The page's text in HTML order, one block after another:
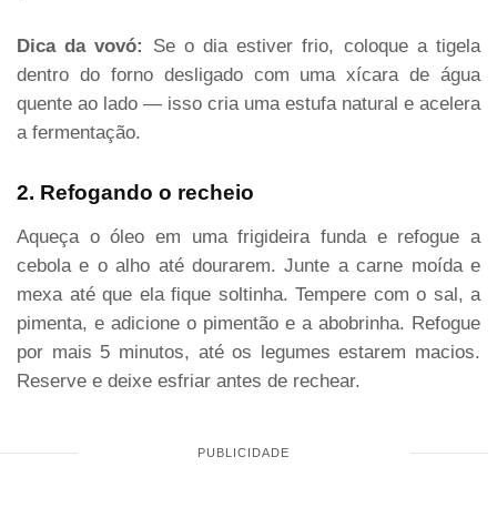
Dica da vovó:
Se o dia estiver frio, coloque a tigela
dentro do forno desligado com uma xícara de água
quente ao lado — isso cria uma estufa natural e acelera
a fermentação.
2. Refogando o recheio
Aqueça o óleo em uma frigideira funda e refogue a
cebola e o alho até dourarem. Junte a carne moída e
mexa até que ela fique soltinha. Tempere com o sal, a
pimenta, e adicione o pimentão e a abobrinha. Refogue
por mais 5 minutos, até os legumes estarem macios.
Reserve e deixe esfriar antes de rechear.